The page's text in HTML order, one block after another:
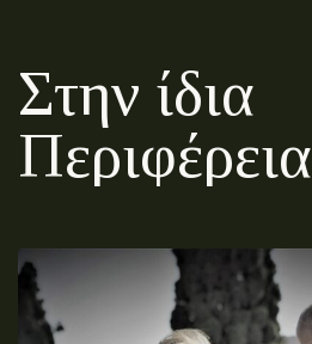
Στην ίδια
Περιφέρεια